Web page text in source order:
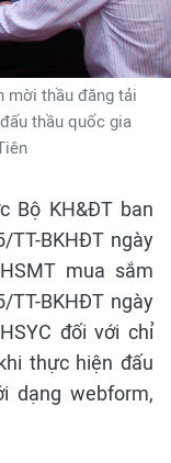
mời thầu đăng tải
thầu quốc gia
Bộ KH&ĐT ban
BKHĐT ngày
mua sắm
TT-BKHĐT ngày
đối với chỉ
thực hiện đấu
dạng webform,